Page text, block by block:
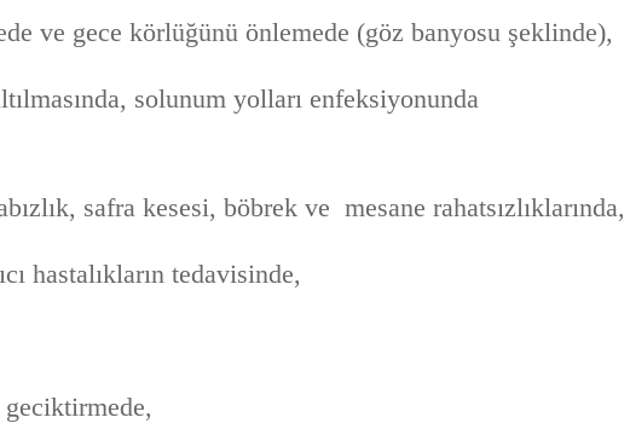
ve gece körlüğünü önlemede (göz banyosu şeklinde),
solunum yolları enfeksiyonunda
safra kesesi, böbrek ve mesane rahatsızlıklarında,
hastalıkların tedavisinde,
geciktirmede,